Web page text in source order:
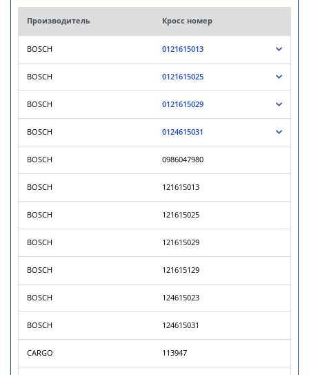
Производитель Кросс номер
BOSCH 0121615013
BOSCH 0121615025
BOSCH 0121615029
BOSCH 0124615031
BOSCH 0986047980
BOSCH 121615013
BOSCH 121615025
BOSCH 121615029
BOSCH 121615129
BOSCH 124615023
BOSCH 124615031
CARGO 113947